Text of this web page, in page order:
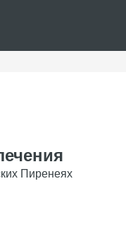
Пиренеях